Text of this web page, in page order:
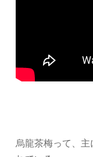
烏龍茶梅って、